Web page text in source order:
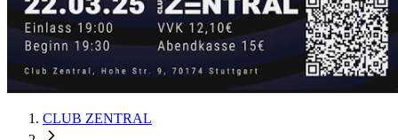
CLUB ZENTRAL